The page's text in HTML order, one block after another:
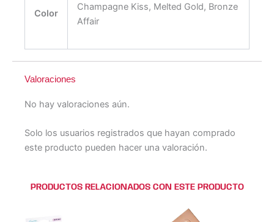
Color
Champagne Kiss, Melted Gold, Bronze
Affair
Valoraciones
No hay valoraciones aún.
Solo los usuarios registrados que hayan comprado
este producto pueden hacer una valoración.
PRODUCTOS RELACIONADOS CON ESTE PRODUCTO